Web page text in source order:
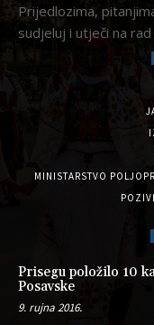
Prijedlozima,
sudjeluj i utječi na
MINISTARSTVO
Prisegu položilo 10
Posavske
9. rujna 2016.